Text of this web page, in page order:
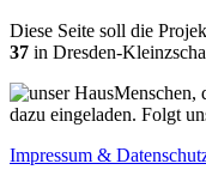
Diese Seite soll die
37 in Dresden-
Menschen,
dazu eingeladen. Folgt
Impressum &